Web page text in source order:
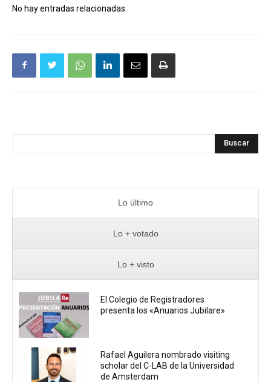
No hay entradas relacionadas
Buscar
Lo último
Lo + votado
Lo + visto
El Colegio de Registradores
presenta los «Anuarios Jubilare»
Rafael Aguilera nombrado visiting
scholar del C-LAB de la Universidad
de Amsterdam